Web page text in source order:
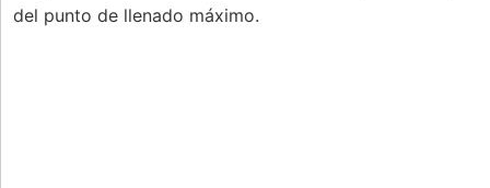
del punto de llenado máximo.